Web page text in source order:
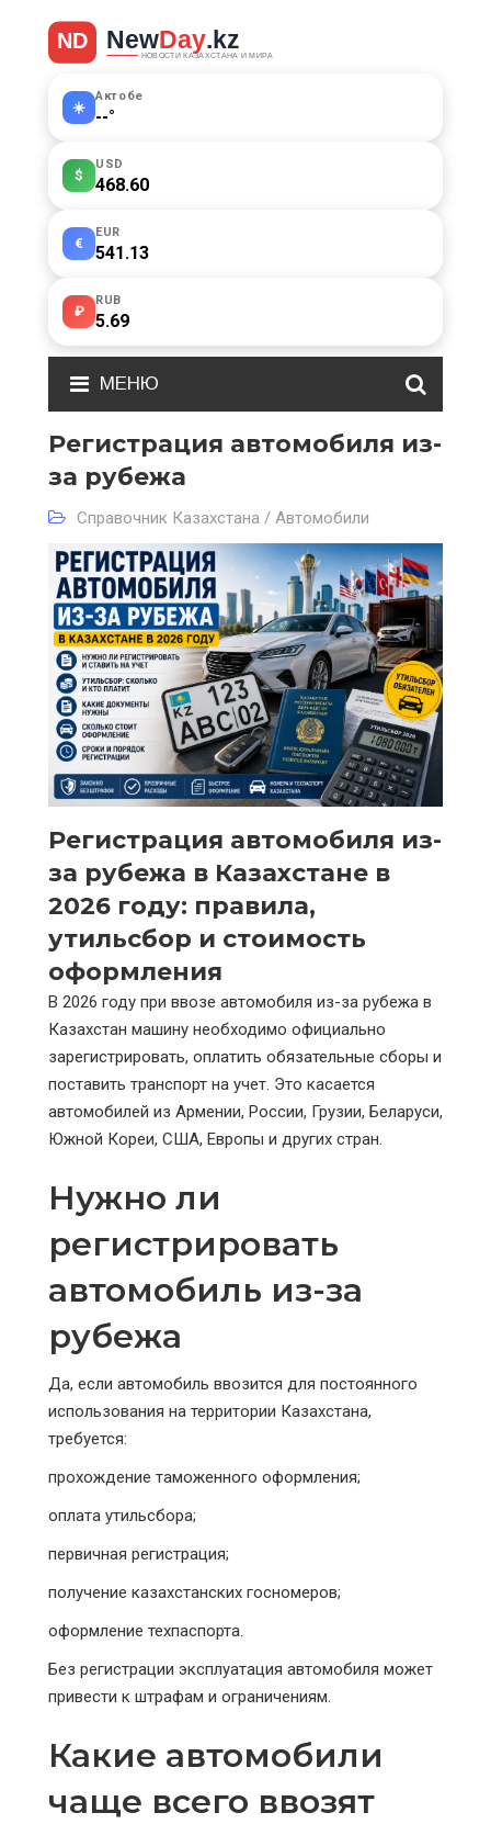
☀️
Актобе
--°
$
USD
468.60
€
EUR
541.13
₽
RUB
5.69
МЕНЮ
Регистрация автомобиля из-
за рубежа
Справочник Казахстана / Автомобили
Регистрация автомобиля из-
за рубежа в Казахстане в
2026 году: правила,
утильсбор и стоимость
оформления
В 2026 году при ввозе автомобиля из-за рубежа в
Казахстан машину необходимо официально
зарегистрировать, оплатить обязательные сборы и
поставить транспорт на учет. Это касается
автомобилей из Армении, России, Грузии, Беларуси,
Южной Кореи, США, Европы и других стран.
Нужно ли
регистрировать
автомобиль из-за
рубежа
Да, если автомобиль ввозится для постоянного
использования на территории Казахстана,
требуется:
прохождение таможенного оформления;
оплата утильсбора;
первичная регистрация;
получение казахстанских госномеров;
оформление техпаспорта.
Без регистрации эксплуатация автомобиля может
привести к штрафам и ограничениям.
Какие автомобили
чаще всего ввозят